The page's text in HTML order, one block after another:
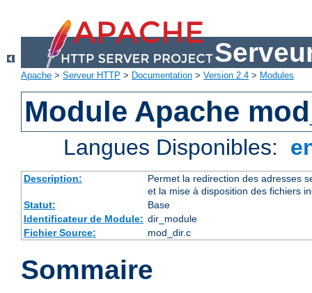
Apache > Serveur HTTP > Documentation > Version 2.4 > Modules
Module Apache
Langues Disponibles:
Description:
Permet la redirection des adresses
et la mise à disposition des fichiers
Statut:
Base
Identificateur de Module: dir_module
Fichier Source:
mod_dir.c
Sommaire